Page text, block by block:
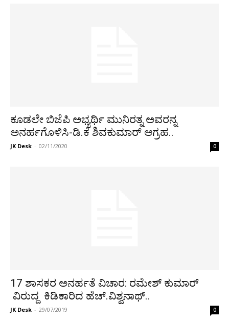
ಕೂಡಲೇ ಬಿಜೆಪಿ ಅಭ್ಯರ್ಥಿ ಮುನಿರತ್ನ ಅವರನ್ನ
ಅನರ್ಹಗೊಳಿಸಿ-ಡಿ.ಕೆ ಶಿವಕುಮಾರ್ ಆಗ್ರಹ..
JK Desk - 02/11/2020 0
17 ಶಾಸಕರ ಅನರ್ಹತೆ ವಿಚಾರ: ರಮೇಶ್ ಕುಮಾರ್
ವಿರುದ್ದ ಕಿಡಿಕಾರಿದ ಹೆಚ್.ವಿಶ್ವನಾಥ್..
JK Desk - 29/07/2019 0